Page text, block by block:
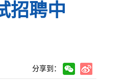
招聘中
分享到：